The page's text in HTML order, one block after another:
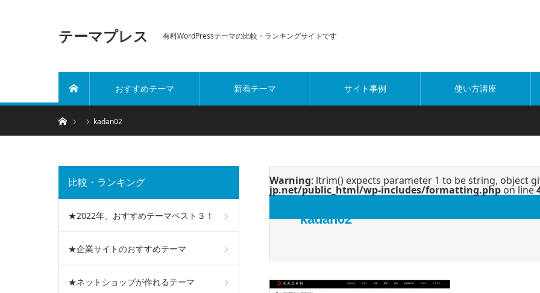
テーマプレス 有料WordPressテーマの比較・ランキングサイトです
おすすめテーマ 新着テーマ サイト事例 使い方講座
ホーム kadan02
Warning: ltrim() expects parameter 1 to be string, object
jp.net/public_html/wp-includes/formatting.php on line
kadan02
比較・ランキング
★2022年、おすすめテーマベスト３！
★企業サイトのおすすめテーマ
★ネットショップが作れるテーマ